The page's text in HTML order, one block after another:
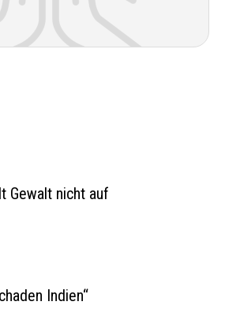
Gewalt nicht auf
Indien“